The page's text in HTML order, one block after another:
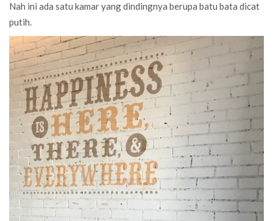
Nah ini ada satu kamar yang dindingnya berupa batu bata dicat
putih.